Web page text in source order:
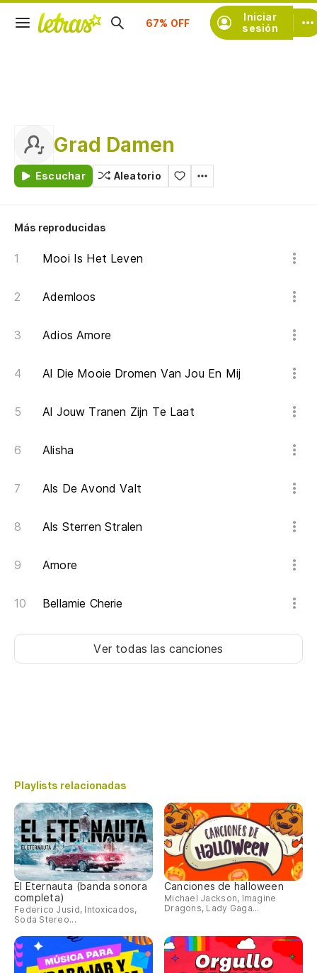
Iniciar
sesión
Suscríbete
Grad Damen
Escuchar Aleatorio
Más reproducidas
Mooi Is Het Leven
Ademloos
Adios Amore
Al Die Mooie Dromen Van Jou En Mij
Al Jouw Tranen Zijn Te Laat
Alisha
Als De Avond Valt
Als Sterren Stralen
Amore
Bellamie Cherie
Ver todas las canciones
Playlists relacionadas
El Eternauta (banda sonora
completa)
Federico Jusid, Intoxicados,
Soda Stereo...
Canciones de halloween
Michael Jackson, Imagine
Dragons, Lady Gaga...